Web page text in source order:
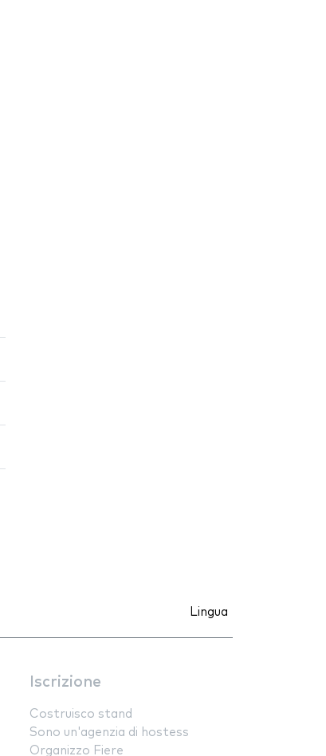
Lingua
Iscrizione
Costruisco stand
Sono un'agenzia di hostess
Organizzo Fiere